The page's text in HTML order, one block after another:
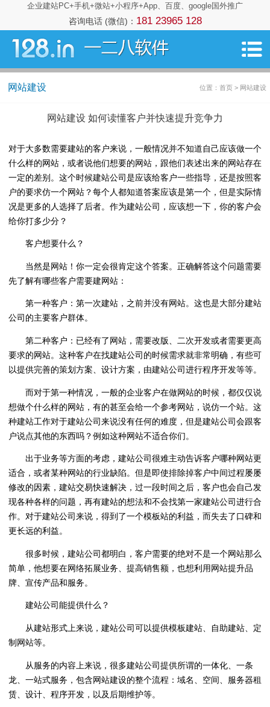
企业建站PC+手机+微站+小程序+App、百度、google国外推广
咨询电话 (微信)： 181 23965 128
网站建设 位置：首页 > 网站建设
网站建设 如何读懂客户并快速提升竞争力
对于大多数需要建站的客户来说，一般情况并不知道自己应该做一个
什么样的网站，或者说他们想要的网站，跟他们表述出来的网站存在
一定的差别。这个时候建站公司是应该给客户一些指导，还是按照客
户的要求仿一个网站？每个人都知道答案应该是第一个，但是实际情
况是更多的人选择了后者。作为建站公司，应该想一下，你的客户会
给你打多少分？
客户想要什么？
当然是网站！你一定会很肯定这个答案。正确解答这个问题需要
先了解有哪些客户需要建网站：
第一种客户：第一次建站，之前并没有网站。这也是大部分建站
公司的主要客户群体。
第二种客户：已经有了网站，需要改版、二次开发或者需要更高
要求的网站。这种客户在找建站公司的时候需求就非常明确，有些可
以提供完善的策划方案、设计方案，由建站公司进行程序开发等等。
而对于第一种情况，一般的企业客户在做网站的时候，都仅仅说
想做个什么样的网站，有的甚至会给一个参考网站，说仿一个站。这
种建站工作对于建站公司来说没有任何的难度，但是建站公司会跟客
户说点其他的东西吗？例如这种网站不适合你们。
出于业务等方面的考虑，建站公司很难主动告诉客户哪种网站更
适合，或者某种网站的行业缺陷。但是即使排除掉客户中间过程屡屡
修改的因素，建站交易快速解决，过一段时间之后，客户也会自己发
现各种各样的问题，再有建站的想法和不会找第一家建站公司进行合
作。对于建站公司来说，得到了一个模板站的利益，而失去了口碑和
更长远的利益。
很多时候，建站公司都明白，客户需要的绝对不是一个网站那么
简单，他想要在网络拓展业务、提高销售额，也想利用网站提升品
牌、宣传产品和服务。
建站公司能提供什么？
从建站形式上来说，建站公司可以提供模板建站、自助建站、定
制网站等。
从服务的内容上来说，很多建站公司提供所谓的一体化、一条
龙、一站式服务，包含网站建设的整个流程：域名、空间、服务器租
赁、设计、程序开发，以及后期维护等。